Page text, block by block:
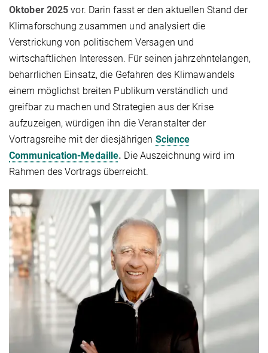
Oktober 2025 vor. Darin fasst er den aktuellen Stand der
Klimaforschung zusammen und analysiert die
Verstrickung von politischem Versagen und
wirtschaftlichen Interessen. Für seinen jahrzehntelangen,
beharrlichen Einsatz, die Gefahren des Klimawandels
einem möglichst breiten Publikum verständlich und
greifbar zu machen und Strategien aus der Krise
aufzuzeigen, würdigen ihn die Veranstalter der
Vortragsreihe mit der diesjährigen Science
Communication-Medaille. Die Auszeichnung wird im
Rahmen des Vortrags überreicht.